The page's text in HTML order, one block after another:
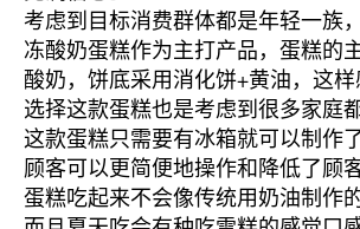
考虑到目标消费群体都是年轻一族
冻酸奶蛋糕作为主打产品，蛋糕的
酸奶，饼底采用消化饼+黄油，这样
选择这款蛋糕也是考虑到很多家庭
这款蛋糕只需要有冰箱就可以制作
顾客可以更简便地操作和降低了顾
蛋糕吃起来不会像传统用奶油制作